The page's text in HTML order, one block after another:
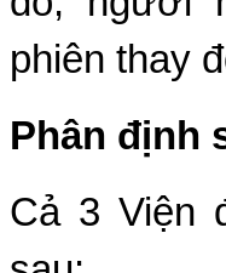
phiên thay
Phân định
Cả 3 Viện